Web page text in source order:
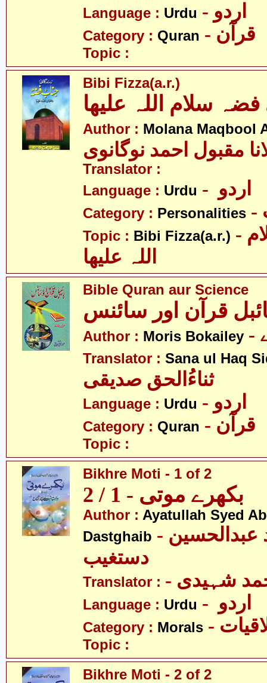
Language : Urdu - اردو
Category : Quran - قرآن
Topic :
Bibi Fizza(a.r.)
سلام اللہ علیھا
Author : Molana Maqbool
مقبول احمد نوگانوی
Translator :
Language : Urdu
Category : Personalities
Topic : Bibi Fizza(a.r.) - بی بی فضہ سلام
اللہ علیھا
Bible Quran aur Science
قرآن اور سائنس
Author : Moris Bokailey
Translator : Sana ul Haq
ثناءُالحق صدیقی
Language : Urdu - اردو
Category : Quran - قرآن
Topic :
Bikhre Moti - 1 of 2
بکھرے موتی - 1 / 2
Author : Ayatullah Syed
Dastghaib - آیت اللہ سیّد عبدالحسین
دستغیب
Translator : شہیدی
Language : Urdu
Category : Morals
Topic :
Bikhre Moti - 2 of 2